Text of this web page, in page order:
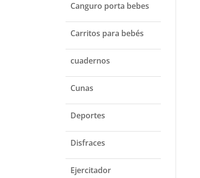
Canguro porta bebes
Carritos para bebés
cuadernos
Cunas
Deportes
Disfraces
Ejercitador